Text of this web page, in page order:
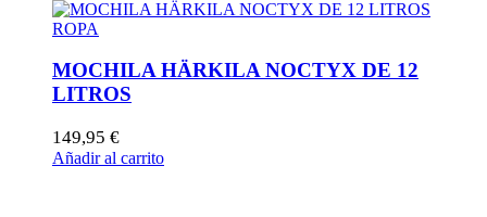
ROPA
MOCHILA HÄRKILA NOCTYX DE 12
LITROS
149,95 €
Añadir al carrito